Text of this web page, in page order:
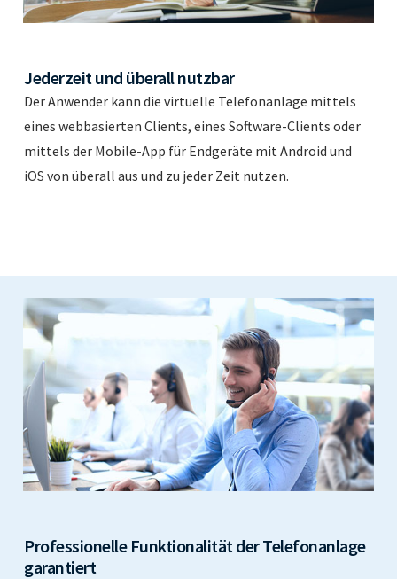
Jederzeit und überall nutzbar
Der Anwender kann die virtuelle Telefonanlage mittels
eines webbasierten Clients, eines Software-Clients oder
mittels der Mobile-App für Endgeräte mit Android und
iOS von überall aus und zu jeder Zeit nutzen.
Professionelle Funktionalität der Telefonanlage
garantiert